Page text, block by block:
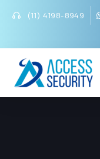
(11) 4198-8949